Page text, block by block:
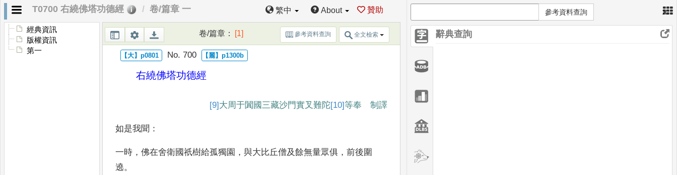
T0700 右繞佛塔功德經 卷/篇章 一 繁中 About 贊助
經典資訊
版權資訊
第一
卷/篇章 ： [1] 參考資料查詢 全文檢索
No. 700
右繞佛塔功德經
[9] 大周于闐國三藏沙門實叉難陀[10]等奉 制譯
如是我聞 ：
一時 ， 佛在舍衛國祇樹給孤獨園 ， 與大比丘僧及餘無量眾俱 ， 前後圍
遶。
×
參考資料查詢
辭典查詢